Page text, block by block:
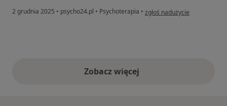
2 grudnia 2025 • psycho24.pl • Psychoterapia • w opinii użytkownika Marysia
zgłoś nadużycie
Zobacz więcejopinie powyżej